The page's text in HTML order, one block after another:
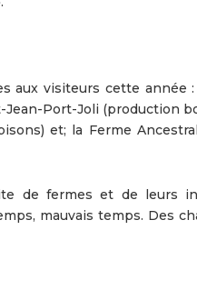
aux visiteurs cette année
Port-Joli (production
et; la Ferme
de fermes et de leurs
mauvais temps. Des